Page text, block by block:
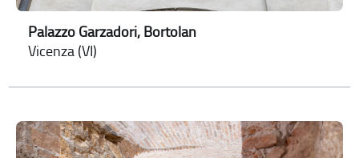
Palazzo Garzadori, Bortolan
Vicenza (VI)